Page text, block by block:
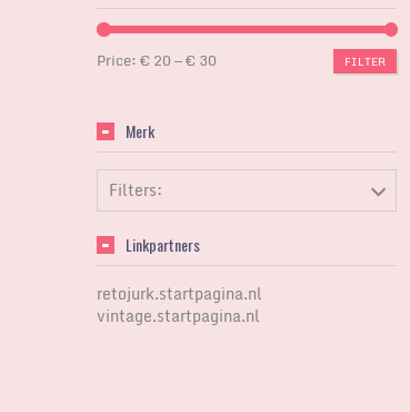
FILTER
Price:€ 20—€ 30
Merk
Filters:
Linkpartners
retojurk.startpagina.nl
vintage.startpagina.nl